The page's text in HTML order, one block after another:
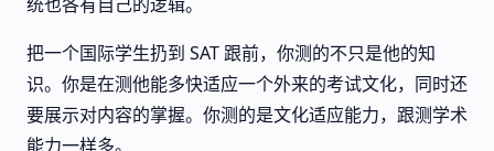
把一个国际学生扔到 SAT 跟前，你测的不只是他的知
识。你是在测他能多快适应一个外来的考试文化，同时还
要展示对内容的掌握。你测的是文化适应能力，跟测学术
能力一样多。